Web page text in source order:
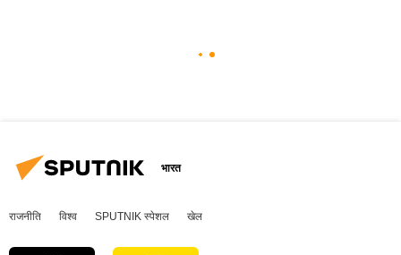
भारत
राजनीति विश्व SPUTNIK स्पेशल खेल